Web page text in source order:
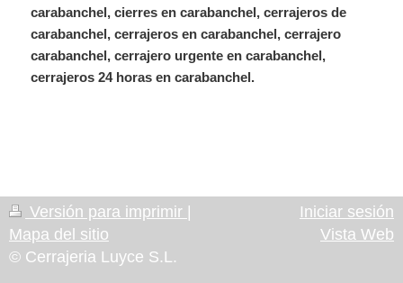
carabanchel, cierres en carabanchel, cerrajeros de
carabanchel, cerrajeros en carabanchel, cerrajero
carabanchel, cerrajero urgente en carabanchel,
cerrajeros 24 horas en carabanchel.
Versión para imprimir |
Mapa del sitio
© Cerrajeria Luyce S.L.
Iniciar sesión
Vista Web